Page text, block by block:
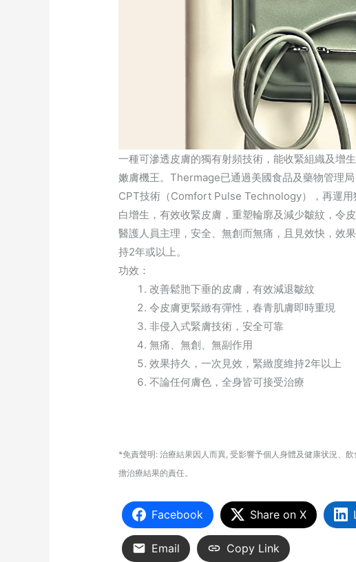
一種可滲透皮膚的獨有射頻技術，能收緊組織及增
嫩膚機王。Thermage已通過美國食品及藥物管理
CPT技術（Comfort Pulse Technology），再運用
白增生，有效收緊皮膚，重塑輪廓及減少皺紋，令
醫護人員主理，安全、無創而無痛，且見效快，效
持2年或以上。
功效：
改善鬆肔下垂的皮膚，有效減退皺紋
令皮膚更緊緻有彈性，春青肌膚即時重現
非侵入式緊膚技術，安全可靠
無痛、無創、無副作用
效果持久，一次見效，緊緻度維持2年以上
不論任何膚色，全身皆可接受治療
*免責聲明: 治療結果因人而異, 受影響予個人身體及健康状況、
擔治療結果的責任。
Facebook Share on X
Email Copy Link